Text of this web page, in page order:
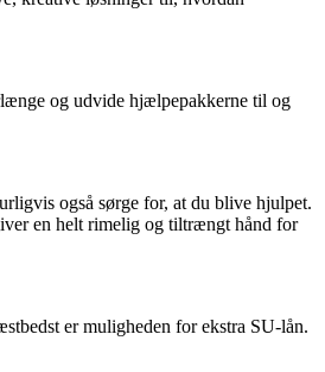
og udvide hjælpepakkerne til og
også sørge for, at du blive hjulpet.
en helt rimelig og tiltrængt hånd for
er muligheden for ekstra SU-lån.